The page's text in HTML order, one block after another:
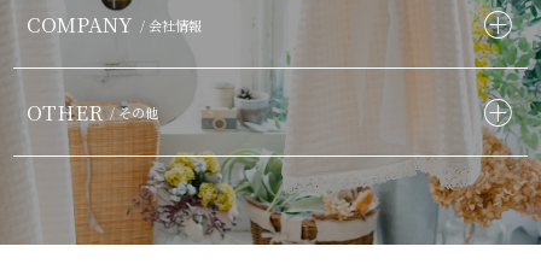
COMPANY / 会社情報
OTHER / その他